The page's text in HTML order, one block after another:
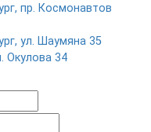
пр. Космонавтов
ул. Шаумяна 35
Окулова 34